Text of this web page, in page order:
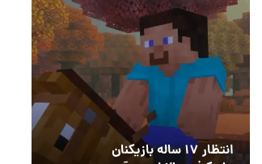
انتظار ۱۷ ساله بازیکنان